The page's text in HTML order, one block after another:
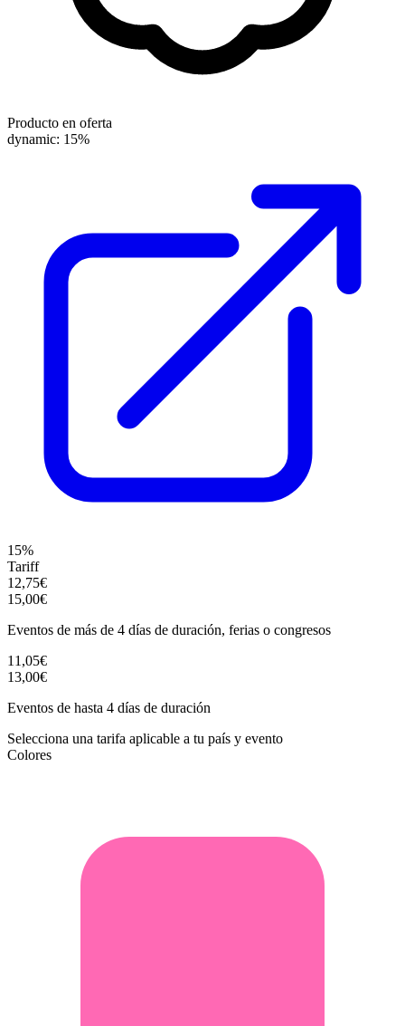
Producto en oferta
dynamic: 15%
15%
Tariff
12,75€
15,00€
Eventos de más de 4 días de duración, ferias o congresos
11,05€
13,00€
Eventos de hasta 4 días de duración
Selecciona una tarifa aplicable a tu país y evento
Colores